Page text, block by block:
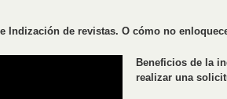
Indización de revistas. O cómo no
Beneficios de la
realizar una